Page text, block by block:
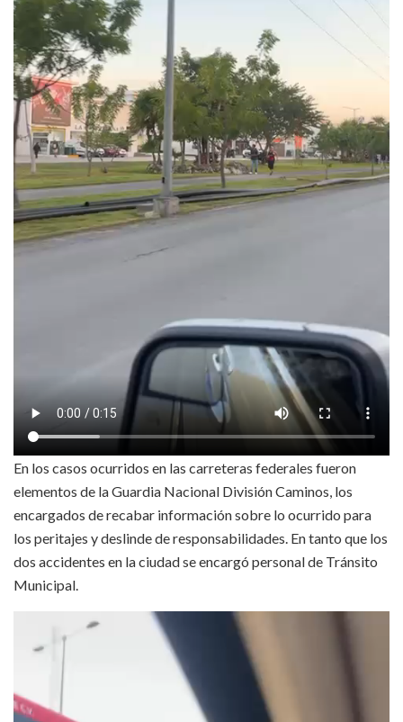
En los casos ocurridos en las carreteras federales fueron
elementos de la Guardia Nacional División Caminos, los
encargados de recabar información sobre lo ocurrido para
los peritajes y deslinde de responsabilidades. En tanto que los
dos accidentes en la ciudad se encargó personal de Tránsito
Municipal.